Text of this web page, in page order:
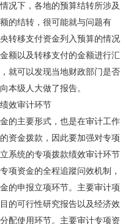
况下，各地的预算结转所涉及
的结转，很可能就与问题有
转移支付资金列入预算的情况
额以及转移支付的金额进行汇
就可以发现当地财政部门是否
本级人大做了报告。
效审计环节
主要形式，也是在审计工作
资金拨款，因此要加强对专项
系统的专项拨款绩效审计环节
项资金的全程追蹤问效机制，
的申报立项环节。主要审计项
的可行性研究报告以及经济效
配使用环节。主要审计专项资